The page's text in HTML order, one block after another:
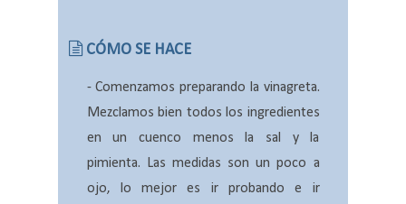
CÓMO SE HACE
-Comenzamos preparando la vinagreta.
Mezclamos bien todos los ingredientes
en un cuenco menos la sal y la
pimienta. Las medidas son un poco a
ojo, lo mejor es ir probando e ir